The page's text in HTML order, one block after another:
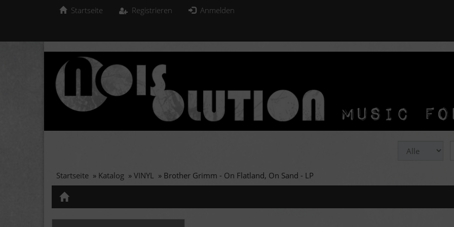
Startseite Registrieren Anmelden
Startseite » Katalog » VINYL » Brother Grimm - On Flatland, On Sand - LP